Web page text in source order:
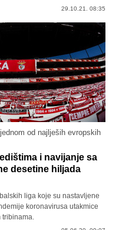
29.10.21. 08:35
od najlješih evropskih
i navijanje sa
desetine hiljada
liga koje su nastavljene
koronavirusa utakmice
tribinama.